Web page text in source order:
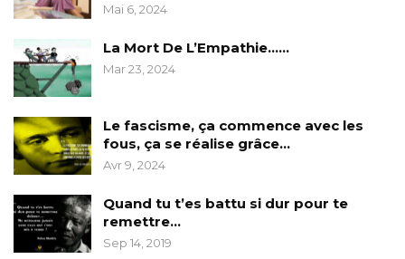
Mai 6, 2024
La Mort De L’Empathie……
Mar 23, 2024
Le fascisme, ça commence avec les
fous, ça se réalise grâce…
Avr 9, 2024
Quand tu t’es battu si dur pour te
remettre…
Sep 14, 2019